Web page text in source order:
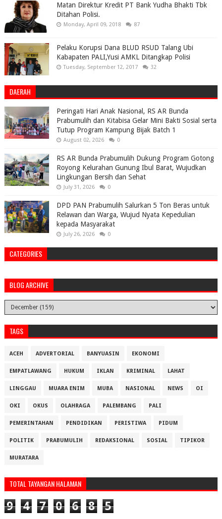
Matan Direktur Kredit PT Bank Yudha Bhakti Tbk
Ditahan Polisi.
Monday, April 09, 2018 87
Pelaku Korupsi Dana BLUD RSUD Talang Ubi
Kabapaten PALI,Yusi AMKL Ditangkap Polisi
Tuesday, September 12, 2017 32
DAERAH
Peringati Hari Anak Nasional, RS AR Bunda
Prabumulih dan Kitabisa Gelar Mini Bakti Sosial serta
Tutup Program Kampung Bijak Batch 1
August 02, 2026 0
RS AR Bunda Prabumulih Dukung Program Gotong
Royong Kelurahan Gunung Ibul Barat, Wujudkan
Lingkungan Bersih dan Sehat
July 31, 2026 0
DPD PAN Prabumulih Salurkan 5 Ton Beras untuk
Relawan dan Warga, Wujud Nyata Kepedulian
kepada Masyarakat
July 26, 2026 0
CATEGORIES
BLOG ARCHIVE
TAGS
ACEH ADVERTORIAL BANYUASIN EKONOMI
EMPATLAWANG HUKUM IKLAN KRIMINAL LAHAT
LINGGAU MUARA ENIM MUBA NASIONAL NEWS OI
OKI OKUS OLAHRAGA PALEMBANG PALI
PEMERINTAHAN PENDIDIKAN PERISTIWA PIDUM
POLITIK PRABUMULIH REDAKSIONAL SOSIAL TIPIKOR
MURATARA
TOTAL TAYANGAN HALAMAN
9 4 7 0 6 8 5